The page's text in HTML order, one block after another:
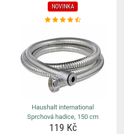
NOVINKA
Haushalt international
Sprchová hadice, 150 cm
119 Kč